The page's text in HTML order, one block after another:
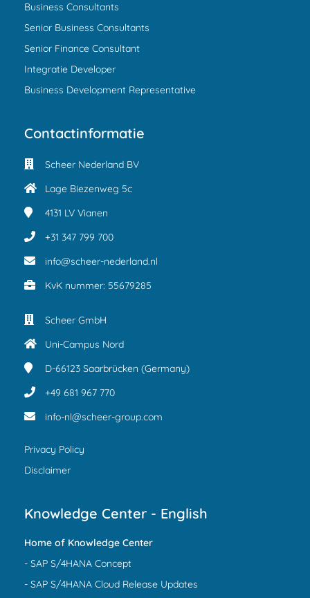
Business Consultants
Senior Business Consultants
Senior Finance Consultant
Integratie Developer
Business Development Representative
Contactinformatie
Scheer Nederland BV
Lage Biezenweg 5c
4131 LV Vianen
+31 347 799 700
info@scheer-nederland.nl
KvK nummer: 55679285
Scheer GmbH
Uni-Campus Nord
D-66123 Saarbrücken (Germany)
+49 681 967 770
info-nl@scheer-group.com
Privacy Policy
Disclaimer
Knowledge Center - English
Home of Knowledge Center
- SAP S/4HANA Concept
- SAP S/4HANA Cloud Release Updates